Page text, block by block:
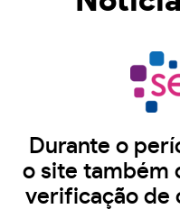
Durante o
o site também
verificação de